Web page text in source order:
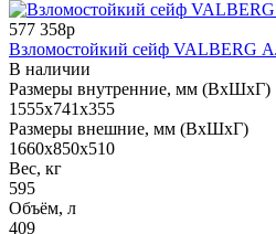
577 358р
Взломостойкий сейф VALBERG
В наличии
Размеры внутренние, мм (ВхШхГ)
1555x741x355
Размеры внешние, мм (ВхШхГ)
1660x850x510
Вес, кг
595
Объём, л
409